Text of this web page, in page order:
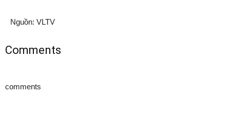
Nguồn: VLTV
Comments
comments